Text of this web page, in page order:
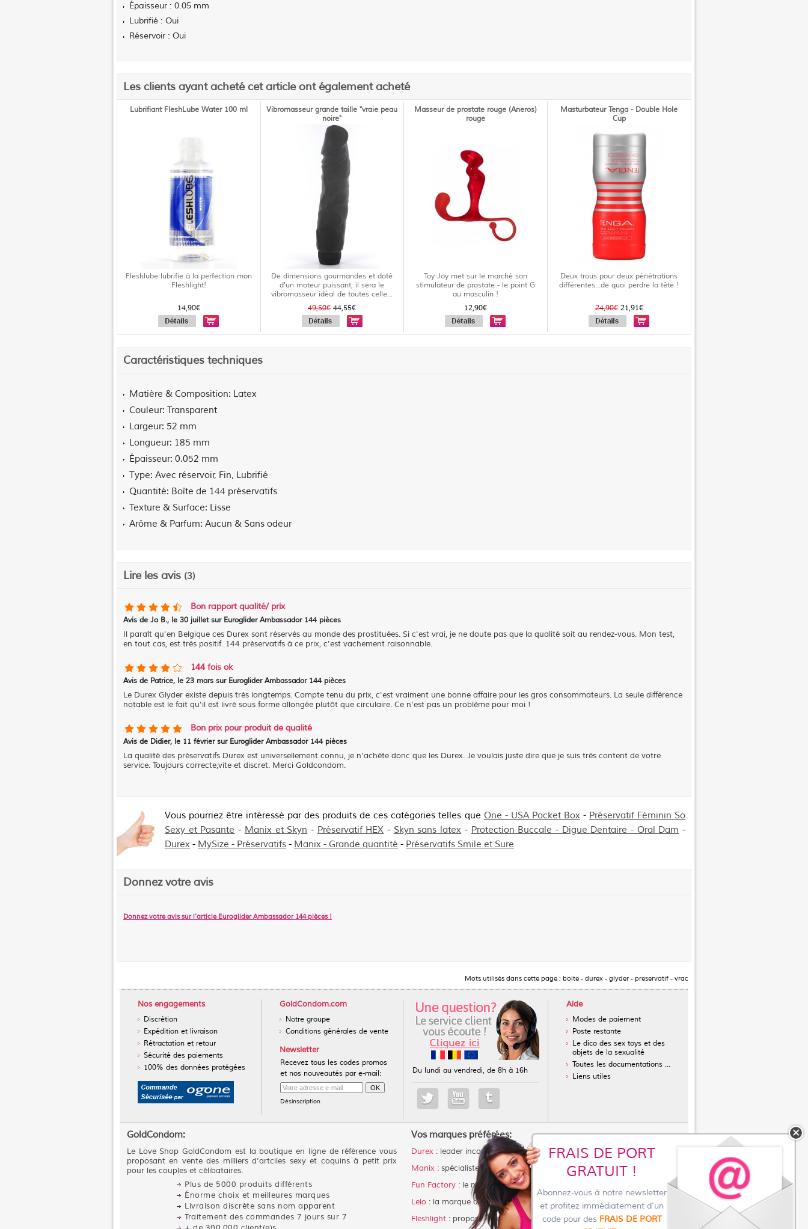
Épaisseur : 0.05 mm
Lubrifié : Oui
Réservoir : Oui
Les clients ayant acheté cet article ont également acheté
Lubrifiant FleshLube Water 100 ml
Fleshlube lubrifie à la perfection mon
Fleshlight!
14,90€
Vibromasseur grande taille "vraie peau
noire"
De dimensions gourmandes et doté
d'un moteur puissant, il sera le
vibromasseur idéal de toutes celle...
49,50€44,55€
Masseur de prostate rouge (Aneros)
rouge
Toy Joy met sur le marché son
stimulateur de prostate - le point G
au masculin !
12,90€
Masturbateur Tenga - Double Hole
Cup
Deux trous pour deux pénétrations
différentes...de quoi perdre la tête !
24,90€21,91€
Caractéristiques techniques
Matière & Composition Latex
Couleur Transparent
Largeur 52 mm
Longueur 185 mm
Épaisseur 0.052 mm
Type Avec réservoir, Fin, Lubrifié
Quantité Boîte de 144 préservatifs
Texture & Surface Lisse
Arôme & Parfum Aucun & Sans odeur
Lire les avis (3)
Bon rapport qualité/ prix
Avis de Jo B., le 30 juillet sur Euroglider Ambassador 144 pièces
Il paraît qu'en Belgique ces Durex sont réservés au monde des prostituées. Si c'est vrai, je ne doute pas que la qualité soit au rendez-vous. Mon test,
en tout cas, est très positif. 144 préservatifs à ce prix, c'est vachement raisonnable.
144 fois ok
Avis de Patrice, le 23 mars sur Euroglider Ambassador 144 pièces
Le Durex Glyder existe depuis très longtemps. Compte tenu du prix, c'est vraiment une bonne affaire pour les gros consommateurs. La seule différence
notable est le fait qu'il est livré sous forme allongée plutôt que circulaire. Ce n'est pas un problème pour moi !
Bon prix pour produit de qualité
Avis de Didier, le 11 février sur Euroglider Ambassador 144 pièces
La qualité des préservatifs Durex est universellement connu, je n'achète donc que les Durex. Je voulais juste dire que je suis très content de votre
service. Toujours correcte,vite et discret. Merci Goldcondom.
Vous pourriez être intéressé par des produits de ces catégories telles que One - USA Pocket Box - Préservatif Féminin So
Sexy et Pasante - Manix et Skyn - Préservatif HEX - Skyn sans latex - Protection Buccale - Digue Dentaire - Oral Dam -
Durex - MySize - Préservatifs - Manix - Grande quantité - Préservatifs Smile et Sure
Donnez votre avis
Donnez votre avis sur l'article Euroglider Ambassador 144 pièces!
Mots utilisés dans cette page : boite - durex - glyder - preservatif - vrac
Nos engagements
Discrétion
Expédition et livraison
Rétractation et retour
Sécurité des paiements
100% des données protégées
GoldCondom.com
Notre groupe
Conditions générales de vente
Newsletter
Recevez tous les codes promos
et nos nouveautés par e-mail:
Désinscription
Du lundi au vendredi, de 8h à 16h
Aide
Modes de paiement
Poste restante
Le dico des sex toys et des
objets de la sexualité
Toutes les documentations ...
Liens utiles
GoldCondom:
Le Love Shop GoldCondom est la boutique en ligne de référence vous
proposant en vente des milliers d'artciles sexy et coquins à petit prix
pour les couples et célibataires.
Plus de 5000 produits différents
Énorme choix et meilleures marques
Livraison discrète sans nom apparent
Traitement des commandes 7 jours sur 7
Vos marques préférées:
Durex : leader incontestable des préservatifs masculins
Manix : spécialiste du préservatif sans latex
Fun Factory : le meilleur choix pour l'achat d'un vibromasseur
Lelo : la marque de luxe des sex toys pour femmes
Fleshlight : propose le meilleur masturbateur pour homme
FRAIS DE PORT
GRATUIT !
Abonnez-vous à notre newsletter
et profitez immédiatement d'un
code pour des FRAIS DE PORT